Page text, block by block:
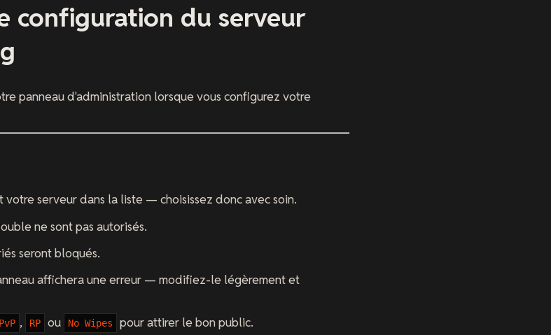
configuration du serveur
panneau d'administration lorsque vous configurez votre
votre serveur dans la liste — choisissez donc avec soin.
ne sont pas autorisés.
seront bloqués.
affichera une erreur — modifiez-le légèrement et
PvP , RP ou No Wipes pour attirer le bon public.